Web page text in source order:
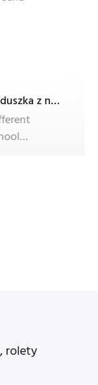
Poduszka z nadrukiem Dec'n'Roll, ze zdjęciem, foto poduszka
rolety